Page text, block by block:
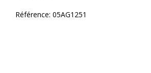
Référence: 05AG1251